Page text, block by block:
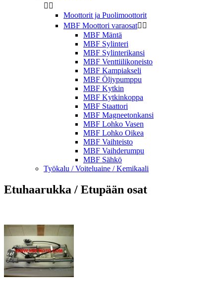
 
Moottorit ja Puolimoottorit
MBF Moottori varaosat 
MBF Mäntä
MBF Sylinteri
MBF Sylinterikansi
MBF Venttiilikoneisto
MBF Kampiakseli
MBF Öljypumppu
MBF Kytkin
MBF Kytkinkoppa
MBF Staattori
MBF Magneetonkansi
MBF Lohko Vasen
MBF Lohko Oikea
MBF Vaihteisto
MBF Vaihderumpu
MBF Sähkö
Työkalu / Voiteluaine / Kemikaali
Etuhaarukka / Etupään osat